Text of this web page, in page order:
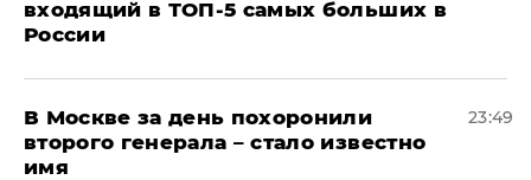
входящий в ТОП-5 самых больших в
России
В Москве за день похоронили
второго генерала – стало известно
имя
23:49